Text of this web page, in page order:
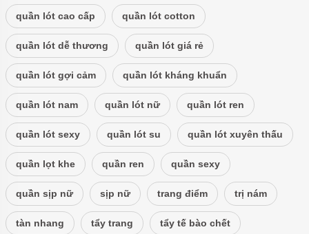
quần lót cao cấp quần lót cotton
quần lót dễ thương quần lót giá rẻ
quần lót gợi cảm quần lót kháng khuẩn
quần lót nam quần lót nữ quần lót ren
quần lót sexy quần lót su quần lót xuyên thấu
quần lọt khe quần ren quần sexy
quần sịp nữ sịp nữ trang điểm trị nám
tàn nhang tẩy trang tẩy tế bào chết